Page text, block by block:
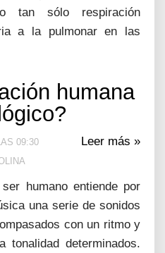
tan sólo respiración
a la pulmonar en las
humana
Leer más »
09:30
humano entiende por
una serie de sonidos
con un ritmo y
tonalidad determinados.